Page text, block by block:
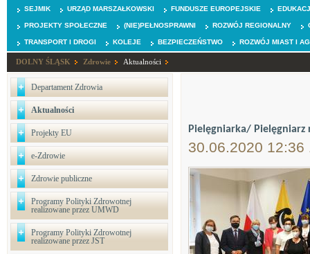
SEJMIK URZĄD MARSZAŁKOWSKI FUNDUSZE EUROPEJSKIE
PROJEKTY SPOŁECZNE (NIE)PEŁNOSPRAWNI ROZWÓJ REGIONALNY
TRANSPORT I DROGI KOLEJE BEZPIECZEŃSTWO ROZWÓJ MIAST I
DOLNY ŚLĄSK Zdrowie Aktualności
Departament Zdrowia
Aktualności
Projekty EU
e-Zdrowie
Zdrowie publiczne
Programy Polityki Zdrowotnej
realizowane przez UMWD
Programy Polityki Zdrowotnej
realizowane przez JST
Pielęgniarka/ Pielęgniarz
30.06.2020 12:36